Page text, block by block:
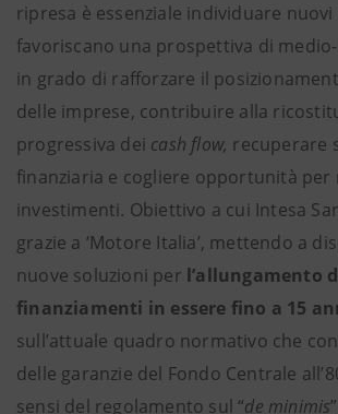
ripresa è essenziale individuare
favoriscano una prospettiva di
in grado di rafforzare il
delle imprese, contribuire alla
progressiva dei cash flow, recuperare
finanziaria e cogliere opportunità per
investimenti. Obiettivo a cui Intesa
grazie a ‘Motore Italia’, mettendo a
nuove soluzioni per l’allungamento
finanziamenti in essere fino a 15
sull’attuale quadro normativo che
delle garanzie del Fondo Centrale
sensi del regolamento sul “de minimis